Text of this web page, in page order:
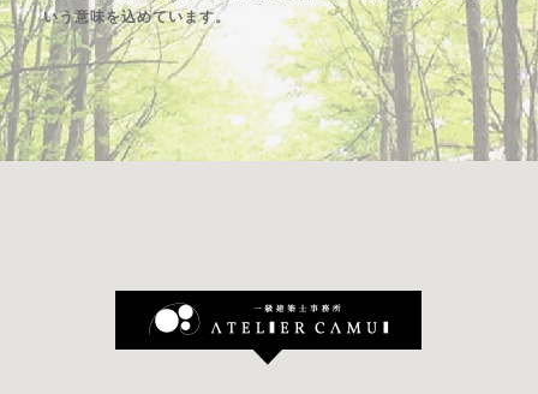
いう意味を込めています。